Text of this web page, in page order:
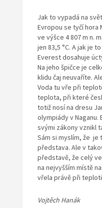
Jak to vypadá na
Evropou se tyčí hora
ve výšce 4 807 m n.
jen 83,5 °C. A jak je
Everest dosahuje
Na jeho špičce je
klidu čaj neuvaříte.
Voda tu vře při
teplota, při které
totiž nosí na dresu
olympiády v
svými zákony vznikl
Sám si myslím, že
představa. Ale v
představě, že celý
na nejvyšším místě
vřela právě při
Vojtěch Hanák